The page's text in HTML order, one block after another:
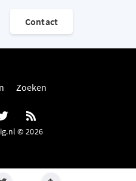
Contact
Zoeken
© 2026